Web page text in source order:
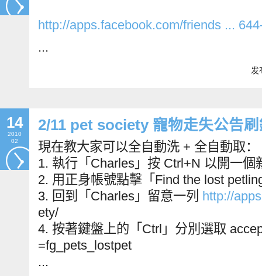
http://apps.facebook.com/friends ...
...
发
14
2010
02
2/11 pet society 寵物走失公告
現在教大家可以全自動洗 + 全自動取：
1. 執行「Charles」按 Ctrl+N 以開一個
2. 用正身帳號點擊「Find the lost
3. 回到「Charles」留意一列 http://
ety/
4. 按著鍵盤上的「Ctrl」分別選取
=fg_pets_lostpet
...